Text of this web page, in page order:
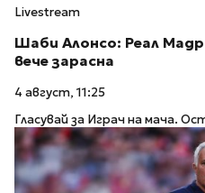
Livestream
Шаби Алонсо: Реал
вече зарасна
4 август, 11:25
Гласувай за Играч на мача.